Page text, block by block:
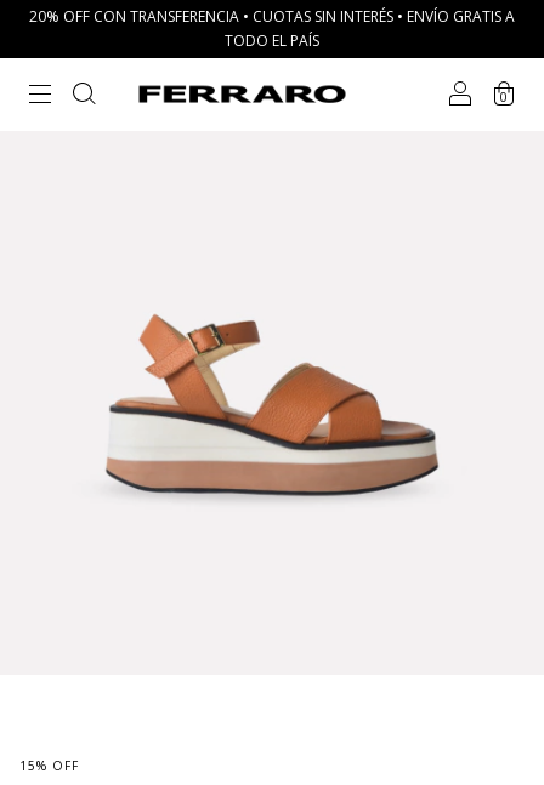
20% OFF CON TRANSFERENCIA • CUOTAS SIN INTERÉS • ENVÍO GRATIS A
TODO EL PAÍS
0
15% OFF